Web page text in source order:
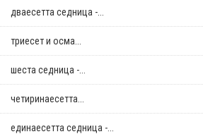
дваесетта седница -...
триесет и осма...
шеста седница -...
четиринаесетта...
единаесетта седница -...